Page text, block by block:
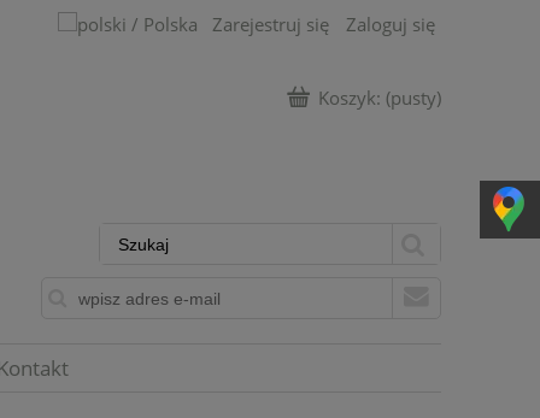
Zarejestruj się Zaloguj się
Koszyk: (pusty)